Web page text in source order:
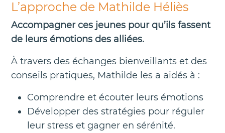
L’approche de Mathilde Héliès
Accompagner ces jeunes pour qu’ils fassent
de leurs émotions des alliées.
À travers des échanges bienveillants et des
conseils pratiques, Mathilde les a aidés à :
Comprendre et écouter leurs émotions
Développer des stratégies pour réguler
leur stress et gagner en sérénité.